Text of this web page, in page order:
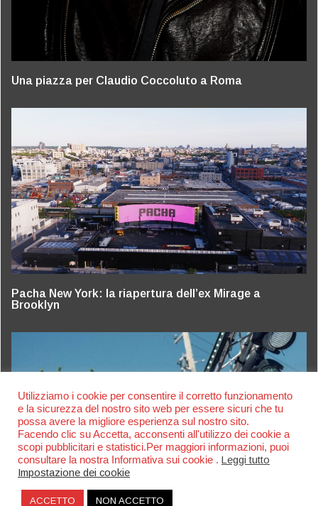
Una piazza per Claudio Coccoluto a Roma
Pacha New York: la riapertura dell’ex Mirage a
Brooklyn
Utilizziamo i cookie per consentire il corretto funzionamento
e la sicurezza del nostro sito web per essere sicuri che tu
possa avere la migliore esperienza sul nostro sito.
Facendo clic su Accetta, acconsenti all'utilizzo dei cookie a
scopi pubblicitari e statistici.Per maggiori informazioni, puoi
consultare la nostra Informativa sui cookie . Leggi tutto
Impostazione dei cookie
ACCETTO NON ACCETTO